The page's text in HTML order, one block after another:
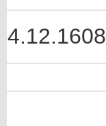
4.12.1608